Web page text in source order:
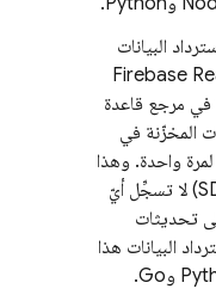
البيانات
Firebase
مرجع قاعدة
المخزّنة في
واحدة. وهذا
يعني أنّ حزمة تطوير البرامج (SDK) لا تسجِّل أيّ
تحديثات
البيانات هذا